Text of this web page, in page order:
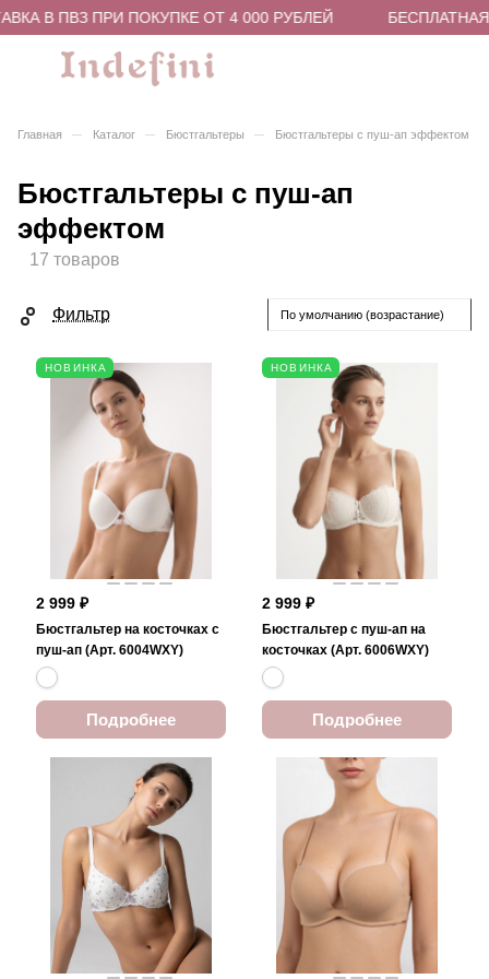
В ПВЗ ПРИ ПОКУПКЕ ОТ 4 000 РУБЛЕЙ БЕСПЛАТНАЯ
Главная – Каталог – Бюстгальтеры – Бюстгальтеры с пуш-ап эффектом
Бюстгальтеры с пуш-ап
эффектом
17 товаров
Фильтр По умолчанию (возрастание)
НОВИНКА
2 999 ₽
Бюстгальтер на косточках с
пуш-ап (Арт. 6004WXY)
Подробнее
НОВИНКА
2 999 ₽
Бюстгальтер с пуш-ап на
косточках (Арт. 6006WXY)
Подробнее